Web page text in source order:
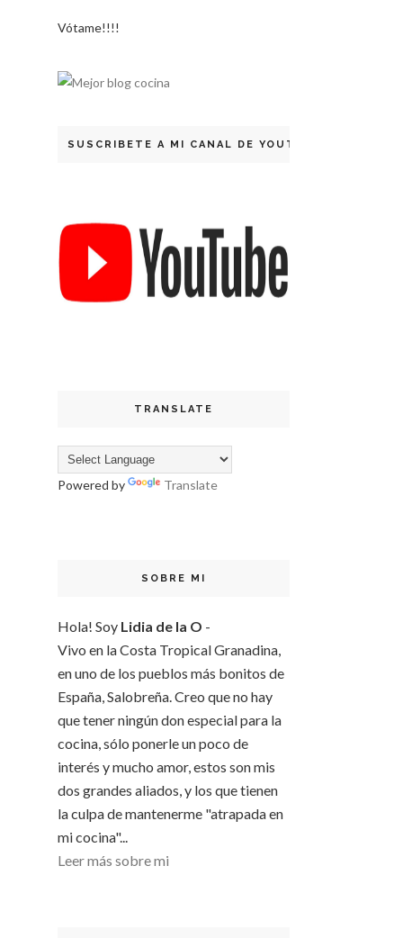
Vótame!!!!
SUSCRIBETE A MI CANAL DE YOUTUBE
TRANSLATE
Powered by Translate
SOBRE MI
Hola! Soy Lidia de la O -
Vivo en la Costa Tropical Granadina,
en uno de los pueblos más bonitos de
España, Salobreña. Creo que no hay
que tener ningún don especial para la
cocina, sólo ponerle un poco de
interés y mucho amor, estos son mis
dos grandes aliados, y los que tienen
la culpa de mantenerme "atrapada en
mi cocina"...
Leer más sobre mi